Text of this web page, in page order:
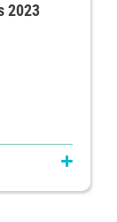
2023